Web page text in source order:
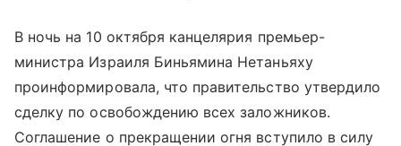
В ночь на 10 октября канцелярия премьер-
министра Израиля Биньямина Нетаньяху
проинформировала, что правительство утвердило
сделку по освобождению всех заложников.
Соглашение о прекращении огня вступило в силу